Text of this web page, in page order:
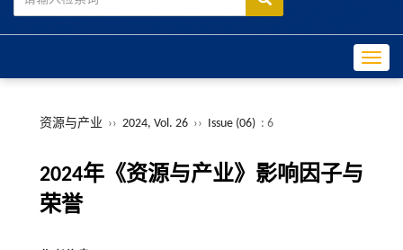
资源与产业 ›› 2024, Vol. 26 ›› Issue (06) : 6
2024年《资源与产业》影响因子与
荣誉